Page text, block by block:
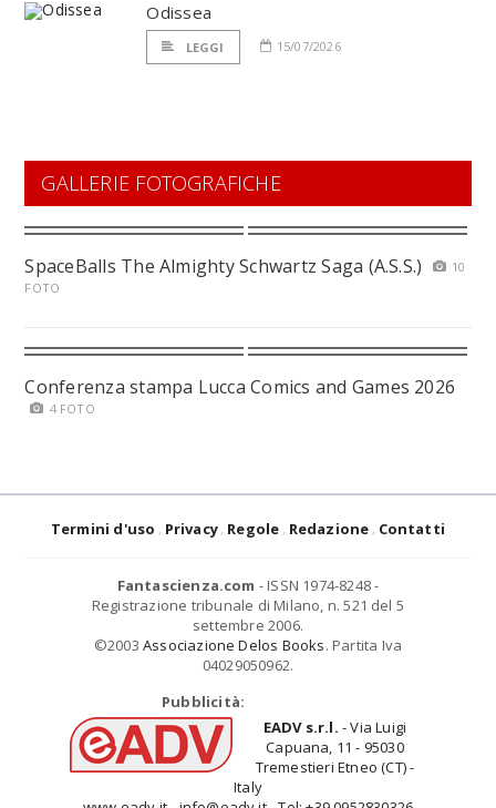
Odissea
LEGGI 15/07/2026
GALLERIE FOTOGRAFICHE
SpaceBalls The Almighty Schwartz Saga (A.S.S.)
10
FOTO
Conferenza stampa Lucca Comics and Games 2026
4 FOTO
Termini d'uso Privacy Regole Redazione Contatti
Fantascienza.com - ISSN 1974-8248 -
Registrazione tribunale di Milano, n. 521 del 5
settembre 2006.
©2003 Associazione Delos Books. Partita Iva
04029050962.
Pubblicità:
EADV s.r.l. - Via Luigi
Capuana, 11 - 95030
Tremestieri Etneo (CT) -
Italy